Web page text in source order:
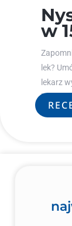
w
lek?
lekarz
leczenie.